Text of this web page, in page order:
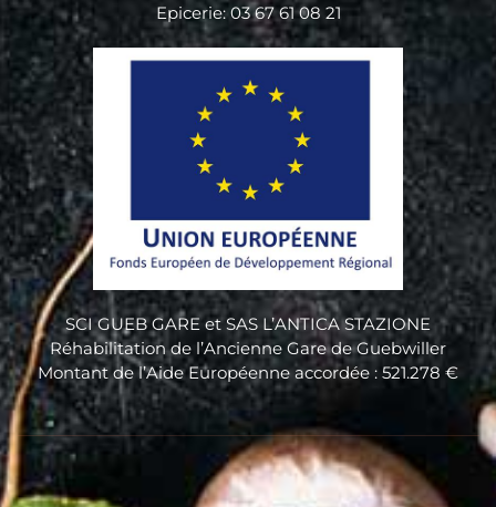
Epicerie: 03 67 61 08 21
SCI GUEB GARE et SAS L’ANTICA STAZIONE
Réhabilitation de l’Ancienne Gare de Guebwiller
Montant de l’Aide Européenne accordée : 521.278 €